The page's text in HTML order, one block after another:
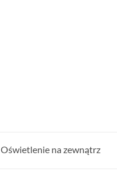
Oświetlenie na zewnątrz